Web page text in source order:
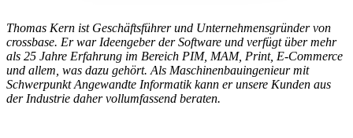
Thomas Kern ist Geschäftsführer und Unternehmensgründer von
crossbase. Er war Ideengeber der Software und verfügt über mehr
als 25 Jahre Erfahrung im Bereich PIM, MAM, Print, E-Commerce
und allem, was dazu gehört. Als Maschinenbauingenieur mit
Schwerpunkt Angewandte Informatik kann er unsere Kunden aus
der Industrie daher vollumfassend beraten.